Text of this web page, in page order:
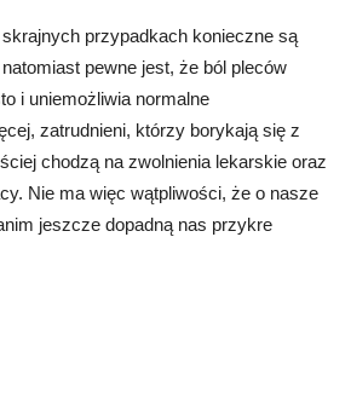
przypadkach konieczne są
natomiast pewne jest, że ból pleców
i uniemożliwia normalne
zatrudnieni, którzy borykają się z
chodzą na zwolnienia lekarskie oraz
Nie ma więc wątpliwości, że o nasze
jeszcze dopadną nas przykre